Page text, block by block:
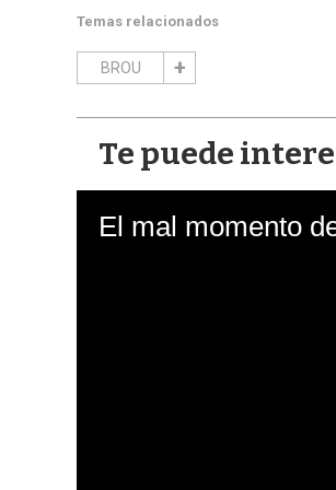
Temas relacionados
BROU
Te puede